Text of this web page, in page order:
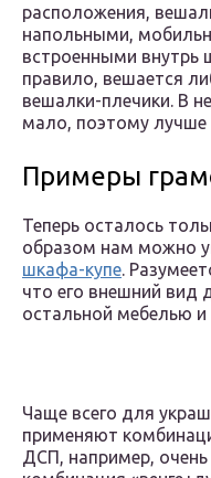
расположения,
напольными,
встроенными внутрь
правило, вешается
вешалки-плечики. В
мало, поэтому лучше
Примеры
Теперь осталось
образом нам можно
шкафа-купе.
что его внешний вид
остальной мебелью
Чаще всего для
применяют
ДСП, например,